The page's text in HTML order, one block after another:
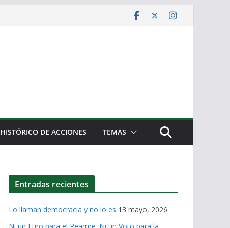
HISTÓRICO DE ACCIONES TEMAS
Entradas recientes
Lo llaman democracia y no lo es 13 mayo, 2026